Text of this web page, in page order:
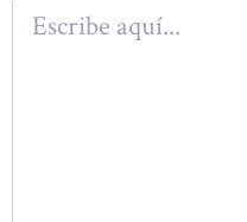
aquí...